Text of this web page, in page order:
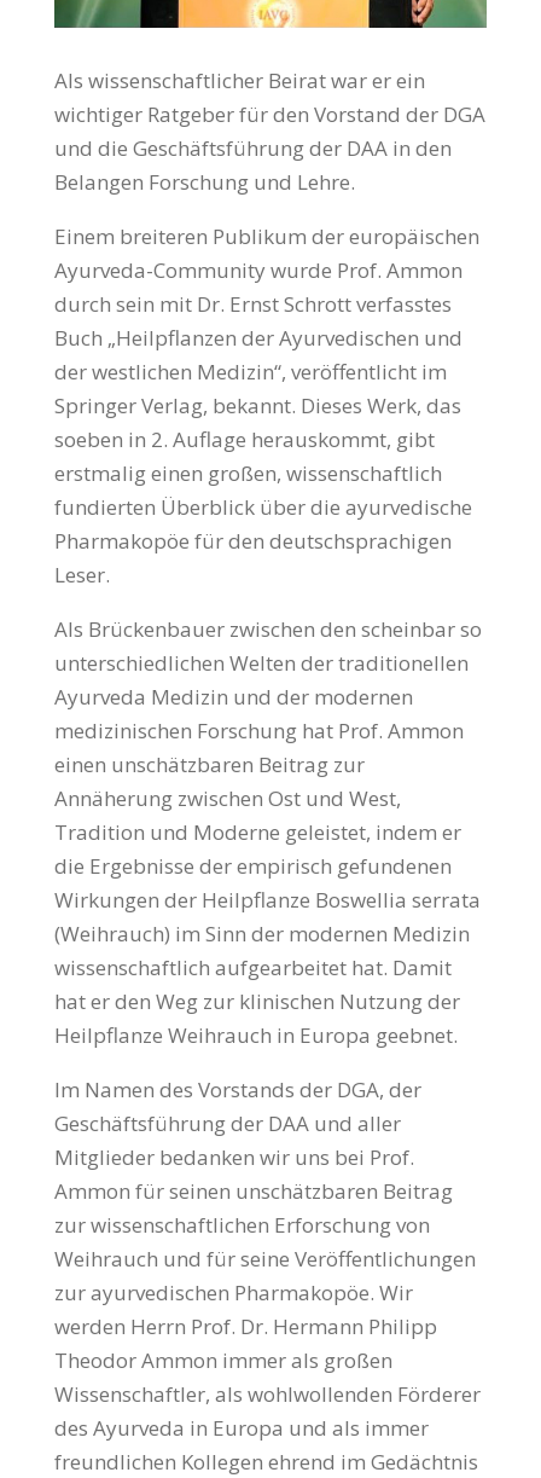
Als wissenschaftlicher Beirat war er ein
wichtiger Ratgeber für den Vorstand der DGA
und die Geschäftsführung der DAA in den
Belangen Forschung und Lehre.
Einem breiteren Publikum der europäischen
Ayurveda-Community wurde Prof. Ammon
durch sein mit Dr. Ernst Schrott verfasstes
Buch „Heilpflanzen der Ayurvedischen und
der westlichen Medizin“, veröffentlicht im
Springer Verlag, bekannt. Dieses Werk, das
soeben in 2. Auflage herauskommt, gibt
erstmalig einen großen, wissenschaftlich
fundierten Überblick über die ayurvedische
Pharmakopöe für den deutschsprachigen
Leser.
Als Brückenbauer zwischen den scheinbar so
unterschiedlichen Welten der traditionellen
Ayurveda Medizin und der modernen
medizinischen Forschung hat Prof. Ammon
einen unschätzbaren Beitrag zur
Annäherung zwischen Ost und West,
Tradition und Moderne geleistet, indem er
die Ergebnisse der empirisch gefundenen
Wirkungen der Heilpflanze Boswellia serrata
(Weihrauch) im Sinn der modernen Medizin
wissenschaftlich aufgearbeitet hat. Damit
hat er den Weg zur klinischen Nutzung der
Heilpflanze Weihrauch in Europa geebnet.
Im Namen des Vorstands der DGA, der
Geschäftsführung der DAA und aller
Mitglieder bedanken wir uns bei Prof.
Ammon für seinen unschätzbaren Beitrag
zur wissenschaftlichen Erforschung von
Weihrauch und für seine Veröffentlichungen
zur ayurvedischen Pharmakopöe. Wir
werden Herrn Prof. Dr. Hermann Philipp
Theodor Ammon immer als großen
Wissenschaftler, als wohlwollenden Förderer
des Ayurveda in Europa und als immer
freundlichen Kollegen ehrend im Gedächtnis